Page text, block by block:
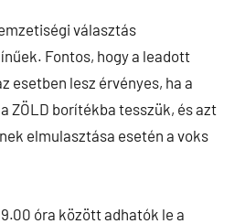
választás
Fontos, hogy a leadott
esetben lesz érvényes, ha a
ZÖLD borítékba tesszük, és azt
elmulasztása esetén a voks
óra között adhatók le a